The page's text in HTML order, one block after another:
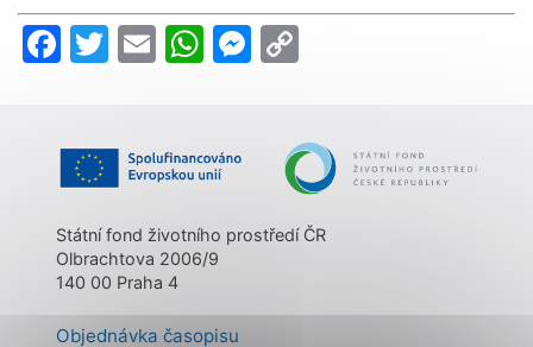
Facebook
Twitter
EmailWhatsApp
Messenger
Státní fond životního prostředí ČR
Olbrachtova 2006/9
140 00 Praha 4
Objednávka časopisu